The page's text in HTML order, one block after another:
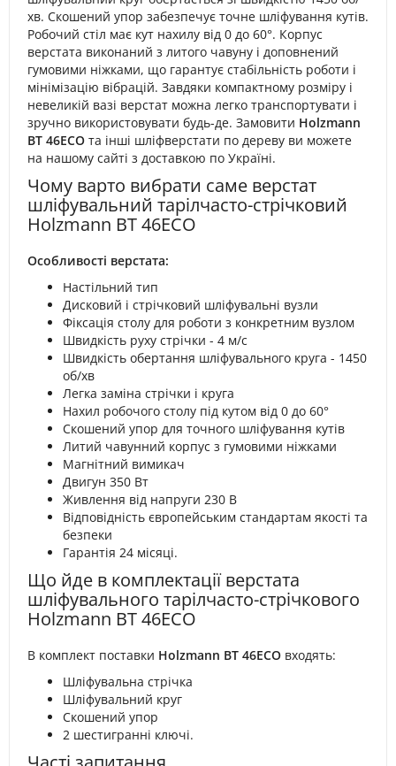
хв. Скошений упор забезпечує точне шліфування кутів.
Робочий стіл має кут нахилу від 0 до 60°. Корпус
верстата виконаний з литого чавуну і доповнений
гумовими ніжками, що гарантує стабільність роботи і
мінімізацію вібрацій. Завдяки компактному розміру і
невеликій вазі верстат можна легко транспортувати і
зручно використовувати будь-де. Замовити Holzmann
BT 46ECO та інші шліфверстати по дереву ви можете
на нашому сайті з доставкою по Україні.
Чому варто вибрати саме верстат
шліфувальний тарілчасто-стрічковий
Holzmann BT 46ECO
Особливості верстата:
Настільний тип
Дисковий і стрічковий шліфувальні вузли
Фіксація столу для роботи з конкретним вузлом
Швидкість руху стрічки - 4 м/с
Швидкість обертання шліфувального круга - 1450
об/хв
Легка заміна стрічки і круга
Нахил робочого столу під кутом від 0 до 60°
Скошений упор для точного шліфування кутів
Литий чавунний корпус з гумовими ніжками
Магнітний вимикач
Двигун 350 Вт
Живлення від напруги 230 В
Відповідність європейським стандартам якості та
безпеки
Гарантія 24 місяці.
Що йде в комплектації верстата
шліфувального тарілчасто-стрічкового
Holzmann BT 46ECO
В комплект поставки Holzmann BT 46ECO входять:
Шліфувальна стрічка
Шліфувальний круг
Скошений упор
2 шестигранні ключі.